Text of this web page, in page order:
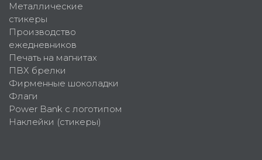
Металлические
стикеры
Производство
ежедневников
Печать на магнитах
ПВХ брелки
Фирменные шоколадки
Флаги
Power Bank с логотипом
Наклейки (стикеры)